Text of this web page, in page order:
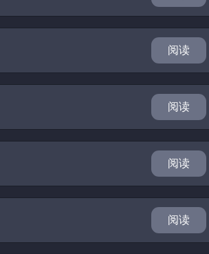
阅读
阅读
阅读
阅读